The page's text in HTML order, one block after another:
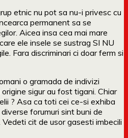
etnic nu pot sa nu-i privesc cu
permanent sa se
Aicea insa cea mai mare
ele insele se sustrag SI NU
Fara discriminari ci doar ferm si
o gramada de indivizi
sigur au fost tigani. Chiar
? Asa ca toti cei ce-si exhiba
forumuri sint buni de
cit de usor gasesti imbecili